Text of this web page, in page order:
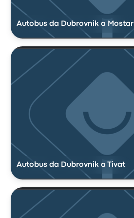
Autobus da Dubrovnik a Mostar
Autobus da Dubrovnik a Tivat